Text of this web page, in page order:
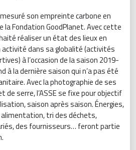
son empreinte carbone en
la Fondation GoodPlanet. Avec cette
réaliser un état des lieux en
dans sa globalité (activités
à l’occasion de la saison 2019-
à la dernière saison qui n’a pas été
Avec la photographie de ses
serre, l’ASSE se fixe pour objectif
saison après saison. Énergies,
tri des déchets,
des fournisseurs… feront partie